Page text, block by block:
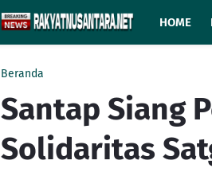
HOME
Beranda
Santap Siang
Solidaritas